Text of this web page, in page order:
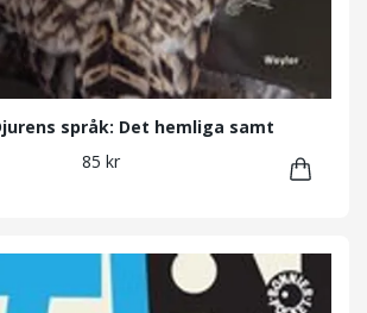
språk: Det hemliga samt
85 kr